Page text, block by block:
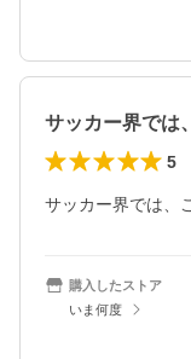
5
サッカー界では、
購入したストア
いま何度